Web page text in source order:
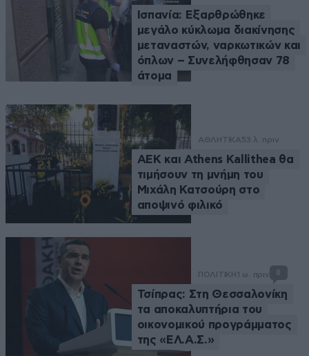
Ισπανία: Εξαρθρώθηκε
μεγάλο κύκλωμα διακίνησης
μεταναστών, ναρκωτικών και
όπλων – Συνελήφθησαν 78
άτομα
ΑΘΛΗΤΙΚΑ53 λ. πριν
ΑΕΚ και Athens Kallithea θα
τιμήσουν τη μνήμη του
Μιχάλη Κατσούρη στο
αποψινό φιλικό
ΠΟΛΙΤΙΚΗ 1 ω. πριν 8
Τσίπρας: Στη Θεσσαλονίκη
τα αποκαλυπτήρια του
οικονομικού προγράμματος
της «ΕΛ.Α.Σ.»